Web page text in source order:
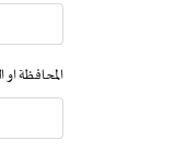
المحافظة او